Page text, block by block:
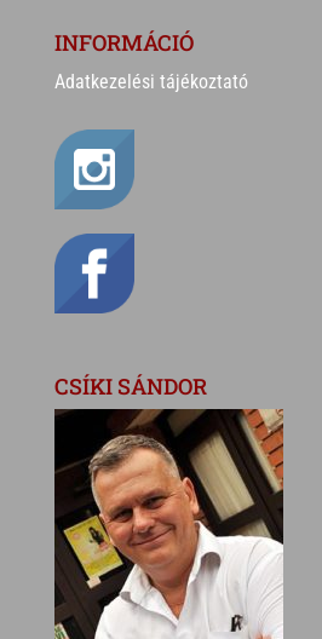
INFORMÁCIÓ
Adatkezelési tájékoztató
CSÍKI SÁNDOR